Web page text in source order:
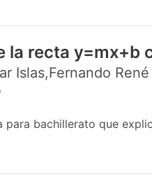
la recta y=mx+b
Islas,Fernando
para bachillerato que